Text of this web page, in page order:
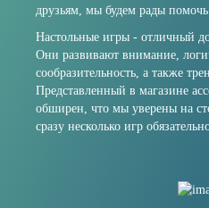
друзьям, мы будем рады
Настольные игры - отличный
Они развивают внимание,
сообразительность, а также
Представленный в магазине
обширен, что мы уверены на
сразу несколько игр